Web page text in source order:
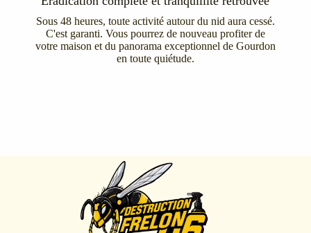
Sous 48 heures, toute activité autour du nid aura cessé.
C'est garanti. Vous pourrez de nouveau profiter de
votre maison et du panorama exceptionnel de Gourdon
en toute quiétude.